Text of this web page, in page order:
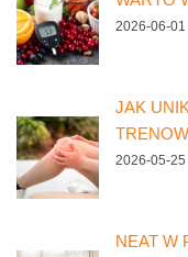
2026-06-01
JAK
2026-05-25
NEAT W